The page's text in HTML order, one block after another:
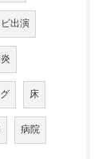
出演
床
病院